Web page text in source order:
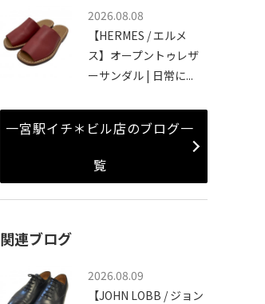
2026.08.08
【HERMES / エルメ
ス】オープントゥレザ
ーサンダル | 日常に...
一宮駅イチ＊ビル店のブログ一
覧
関連ブログ
2026.08.09
【JOHN LOBB / ジョン